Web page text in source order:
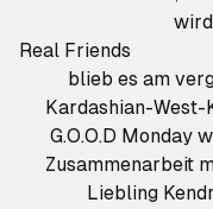
Real Friends
blieb es am
Kardashian-West-
G.O.O.D Monday
Zusammenarbeit
Liebling